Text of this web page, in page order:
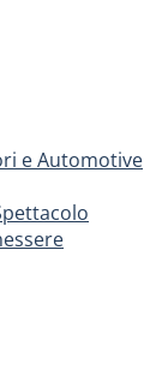
e Automotive